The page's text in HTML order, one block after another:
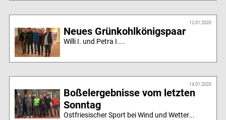
12.01.2020
Neues Grünkohlkönigspaar
Willi I. und Petra I....
14.01.2020
Boßelergebnisse vom letzten
Sonntag
Ostfriesischer Sport bei Wind und Wetter...